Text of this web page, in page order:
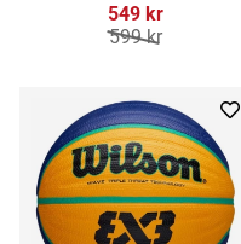
549 kr
599 kr